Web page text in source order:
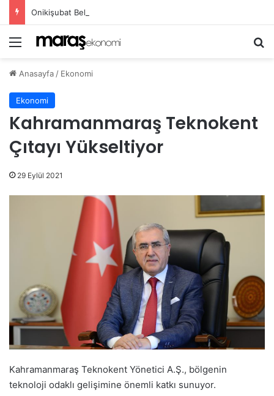
Menü
Anasayfa / Ekonomi
Ekonomi
Kahramanmaraş Teknokent
Çıtayı Yükseltiyor
29 Eylül 2021
Kahramanmaraş Teknokent Yönetici A.Ş., bölgenin
teknoloji odaklı gelişimine önemli katkı sunuyor.